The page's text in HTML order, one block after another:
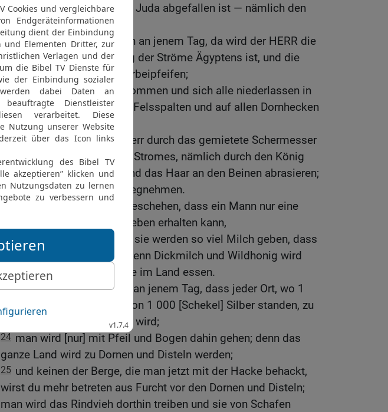
sind, seitdem Ephraim von Juda abgefallen ist — nämlich den
König von Assyrien.
Denn es wird geschehen an jenem Tag, da wird der HERR die
Fliege, die an der Mündung der Ströme Ägyptens ist, und die
Biene im Land Assyrien herbeipfeifen;
19 und sie werden herbeikommen und sich alle niederlassen in
den Schluchten und in den Felsspalten und auf allen Dornhecken
und allen Weideplätzen.
20 Zu jener Zeit wird der Herr durch das gemietete Schermesser
von jenseits des [Euphrat-] Stromes, nämlich durch den König
von Assyrien, das Haupt und das Haar an den Beinen abrasieren;
ja, auch den Bart wird er wegnehmen.
21
An jenem Tag wird es geschehen, dass ein Mann nur eine
Kuh und zwei Schafe am Leben erhalten kann,
und es wird geschehen, sie werden so viel Milch geben, dass
er Dickmilch essen kann; denn Dickmilch und Wildhonig wird
dann jeder Übriggebliebene im Land essen.
23 Und es wird geschehen an jenem Tag, dass jeder Ort, wo 1
000 Weinstöcke im Wert von 1 000 [Schekel] Silber standen, zu
Dornen und Disteln werden wird;
24 man wird [nur] mit Pfeil und Bogen dahin gehen; denn das
ganze Land wird zu Dornen und Disteln werden;
25 und keinen der Berge, die man jetzt mit der Hacke behackt,
wirst du mehr betreten aus Furcht vor den Dornen und Disteln;
man wird das Rindvieh dorthin treiben und sie von Schafen